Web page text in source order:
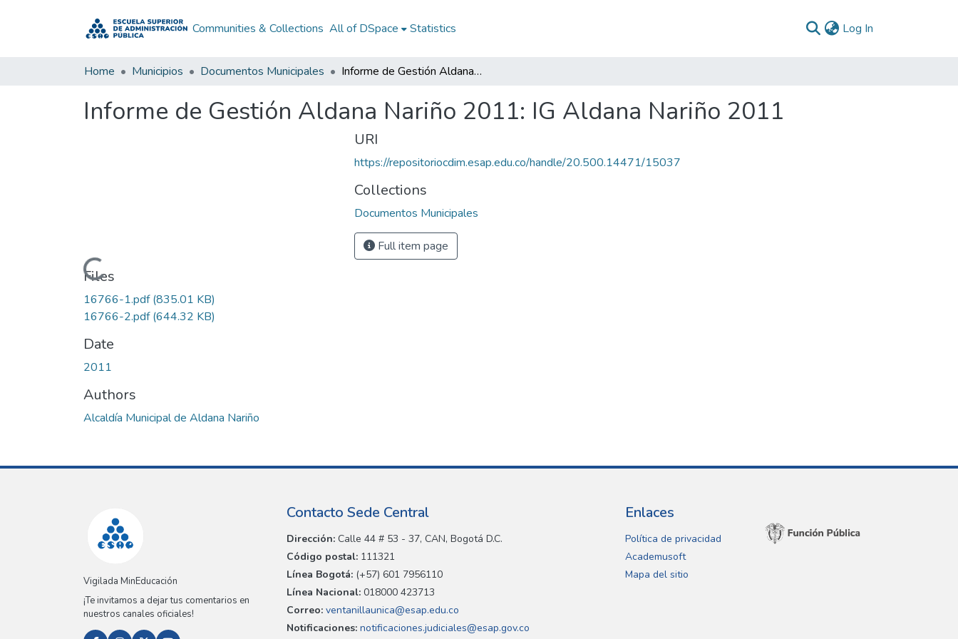
Communities & Collections All of DSpace Statistics Log In
Home Municipios Documentos Municipales Informe de Gestión Aldana Nariño 2011: IG Aldana Nariño 2011
Informe de Gestión Aldana Nariño 2011: IG Aldana Nariño 2011
Loading...
Files
16766-1.pdf(835.01 KB)
16766-2.pdf(644.32 KB)
Date
2011
Authors
Alcaldía Municipal de Aldana Nariño
URI
https://repositoriocdim.esap.edu.co/handle/20.500.14471/15037
Collections
Documentos Municipales
Full item page
Vigilada MinEducación
¡Te invitamos a dejar tus comentarios en
nuestros canales oficiales!
Contacto Sede Central
Dirección: Calle 44 # 53 - 37, CAN, Bogotá D.C.
Código postal: 111321
Línea Bogotá: (+57) 601 7956110
Línea Nacional: 018000 423713
Correo: ventanillaunica@esap.edu.co
Notificaciones: notificaciones.judiciales@esap.gov.co
Enlaces
Política de privacidad
Academusoft
Mapa del sitio